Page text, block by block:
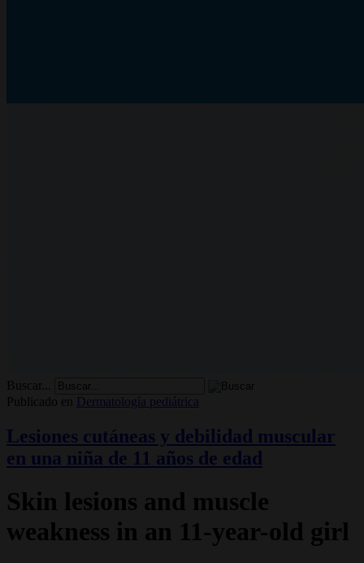
Buscar...
Publicado en
Dermatología pediátrica
Lesiones cutáneas y debilidad muscular
en una niña de 11 años de edad
Skin lesions and muscle
weakness in an 11-year-old girl